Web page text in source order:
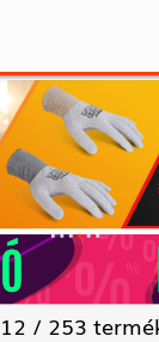
12 / 253